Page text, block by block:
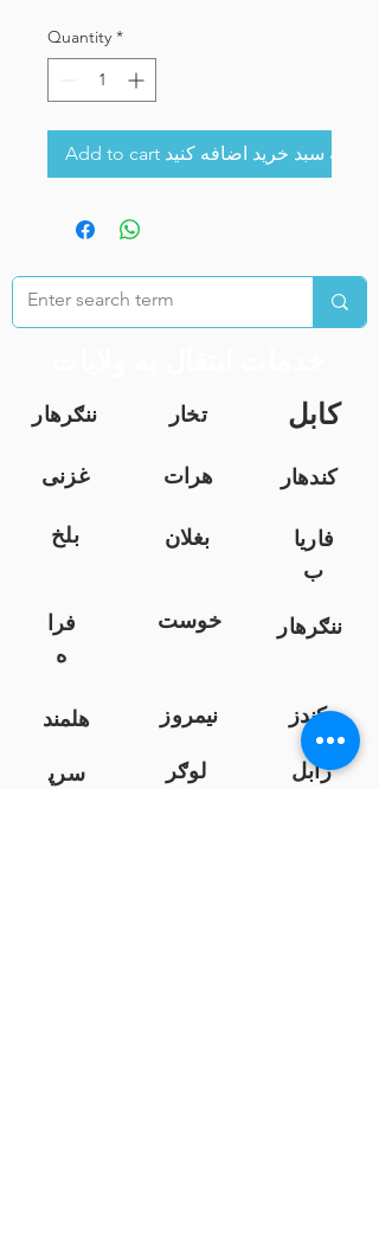
Quantity *
Add to cart به سبد خرید اضافه کنید
ننګرهار تخار کابل
غزنی هرات
کندهار
بلخ
بغلان
فاریا
ب
فرا
ه
خوست ننګرهار
هلمند نیمروز
کندز
سرپ
لوګر زابل